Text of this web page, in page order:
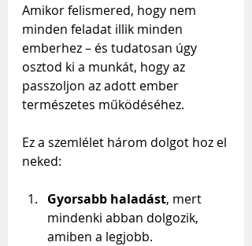
Amikor felismered, hogy nem
minden feladat illik minden
emberhez – és tudatosan úgy
osztod ki a munkát, hogy az
passzoljon az adott ember
természetes működéséhez.
Ez a szemlélet három dolgot hoz el
neked:
Gyorsabb haladást, mert
mindenki abban dolgozik,
amiben a legjobb.